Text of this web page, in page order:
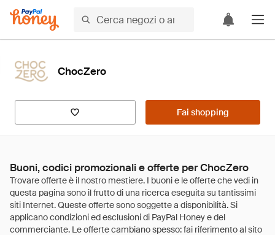
ChocZero
Fai shopping
Buoni, codici promozionali e offerte per ChocZero